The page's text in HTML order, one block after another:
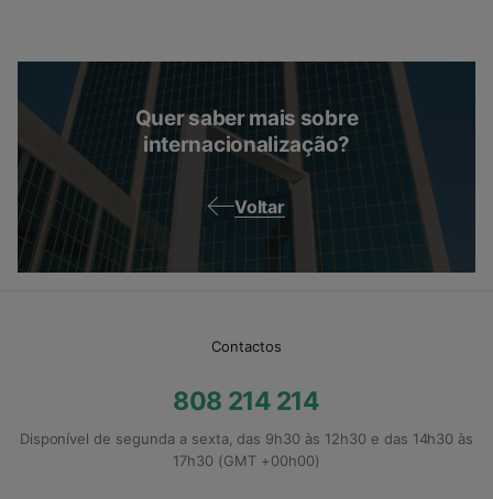
Quer saber mais sobre
internacionalização?
Voltar
Contactos
808 214 214
Disponível de segunda a sexta, das 9h30 às 12h30 e das 14h30 às
17h30 (GMT +00h00)